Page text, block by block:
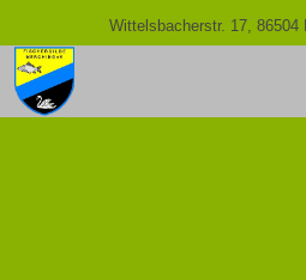
Wittelsbacherstr. 17, 86504